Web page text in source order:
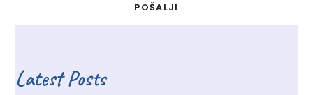
Latest Posts